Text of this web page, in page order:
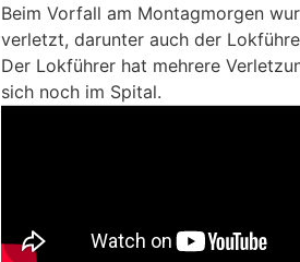
Beim Vorfall am Montagmorgen
verletzt, darunter auch der
Der Lokführer hat mehrere
sich noch im Spital.